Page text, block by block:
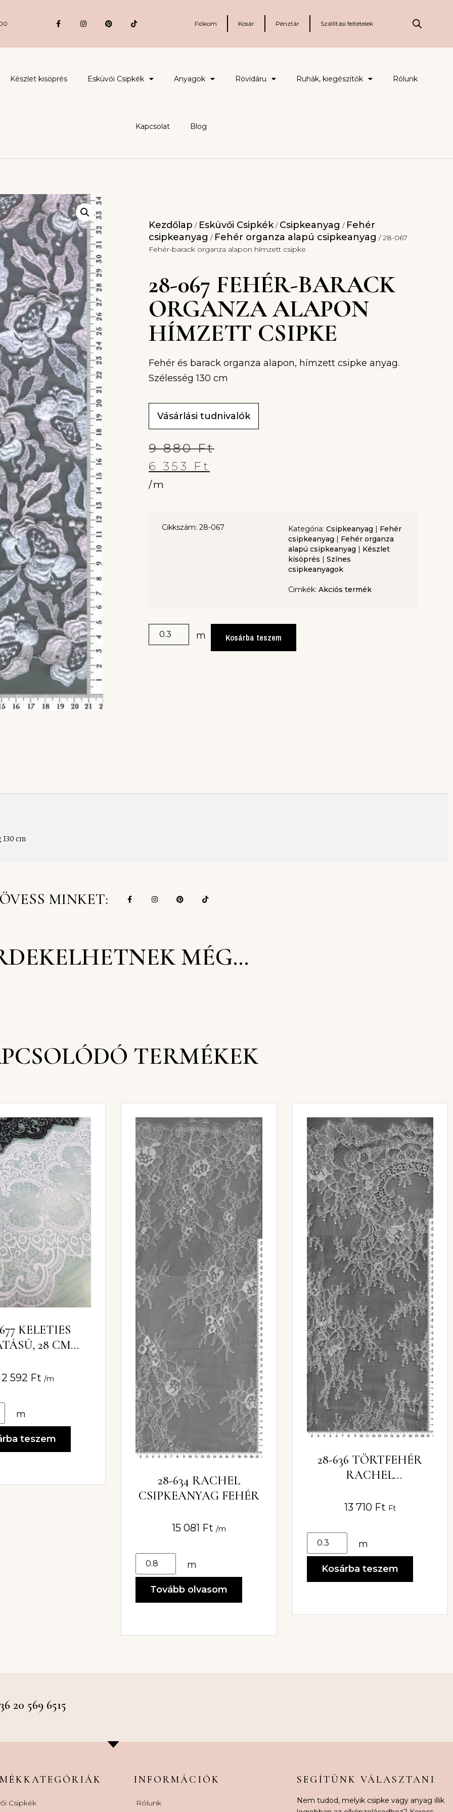
Fiókom Kosár Pénztár Szállítási feltételek
Készlet kisöprés Esküvői Csipkék Anyagok Rövidáru Ruhák, kiegészítők Rólunk
Kapcsolat Blog
Kezdőlap / Esküvői Csipkék/ Csipkeanyag / Fehér
csipkeanyag / Fehér organza alapú csipkeanyag / 28-067
Fehér-barack organza alapon hímzett csipke
28-067 FEHÉR-BARACK
ORGANZA ALAPON
HÍMZETT CSIPKE
Fehér és barack organza alapon, hímzett csipke anyag.
Szélesség 130 cm
Vásárlási tudnivalók
9 880Ft
6 353 Ft
/m
Cikkszám: 28-067 Kategória: Csipkeanyag | Fehér
csipkeanyag | Fehér organza
alapú csipkeanyag | Készlet
kisöprés | Színes
csipkeanyagok
Cimkék: Akciós termék
m Kosárba teszem
130 cm
MINKET:
MÉG…
TERMÉKEK
KELETIES
28 CM
(FRANCIA)
2 592 Ft /m
m
teszem
28-634 RACHEL
CSIPKEANYAG FEHÉR
15 081 Ft /m
m
Tovább olvasom
28-636 TÖRTFEHÉR
RACHEL
13 710 Ft Ft
m
Kosárba teszem
20 569 6515
Csipkék
INFORMÁCIÓK
Rólunk
SEGÍTÜNK VÁLASZTANI
Nem tudod, melyik csipke vagy anyag illik